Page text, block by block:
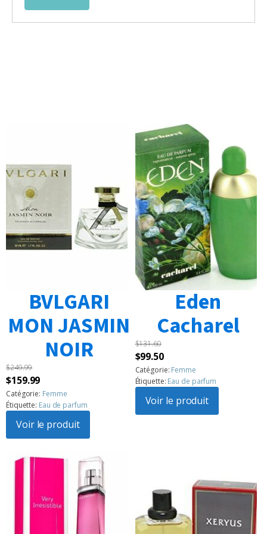
BVLGARI
MON JASMIN
NOIR
$249.99
Le
prix
initial
était :
$249.99.
$159.99Le
prix
actuel
est :
$159.99.
Catégorie: Femme
Étiquette: Eau de parfum
Voir le produit
Eden
Cacharel
$131.60
Le
prix
initial
était :
$131.60.
$99.50Le
prix
actuel
est :
$99.50.
Catégorie: Femme
Étiquette: Eau de parfum
Voir le produit